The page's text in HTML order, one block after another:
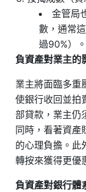
金管局
數，通常
過90%）。
負資產對業主的
業主將面臨多重
使銀行收回並拍
部貸款，業主仍
同時，看著資產
的心理負擔。此
轉按來獲得更優
負資產對銀行體